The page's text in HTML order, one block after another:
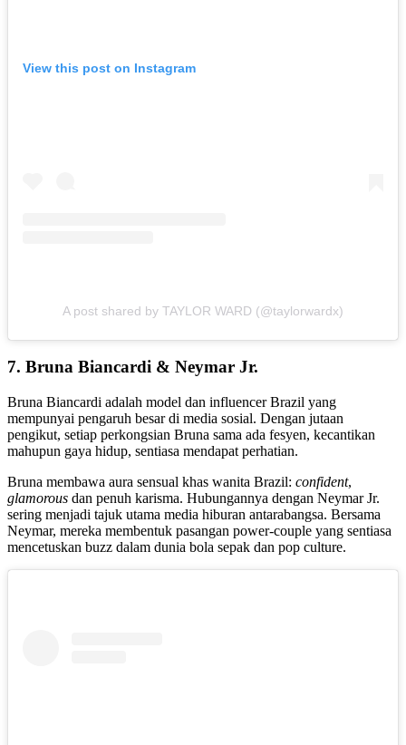
View this post on Instagram
A post shared by TAYLOR WARD (@taylorwardx)
7. Bruna Biancardi & Neymar Jr.
Bruna Biancardi adalah model dan influencer Brazil yang
mempunyai pengaruh besar di media sosial. Dengan jutaan
pengikut, setiap perkongsian Bruna sama ada fesyen, kecantikan
mahupun gaya hidup, sentiasa mendapat perhatian.
Bruna membawa aura sensual khas wanita Brazil: confident,
glamorous dan penuh karisma. Hubungannya dengan Neymar Jr.
sering menjadi tajuk utama media hiburan antarabangsa. Bersama
Neymar, mereka membentuk pasangan power-couple yang sentiasa
mencetuskan buzz dalam dunia bola sepak dan pop culture.